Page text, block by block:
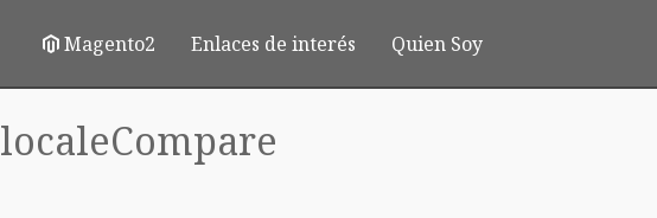
Magento2 Enlaces de interés Quien Soy
localeCompare